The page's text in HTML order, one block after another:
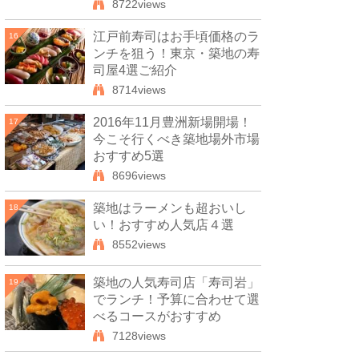
8722views
16
江戸前寿司はお手頃価格のラ
ンチを狙う！東京・築地の寿
司屋4選ご紹介
8714views
17
2016年11月豊洲新場開場！
今こそ行くべき築地場外市場
おすすめ5選
8696views
18
築地はラーメンも超おいし
い！おすすめ人気店４選
8552views
19
築地の人気寿司店「寿司岩」
でランチ！予算に合わせて選
べるコースがおすすめ
7128views